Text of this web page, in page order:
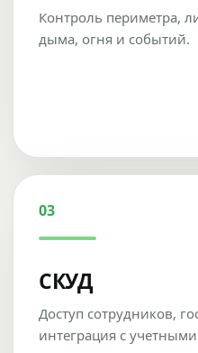
Контроль периметра,
дыма, огня и событий.
03
СКУД
Доступ сотрудников,
интеграция с